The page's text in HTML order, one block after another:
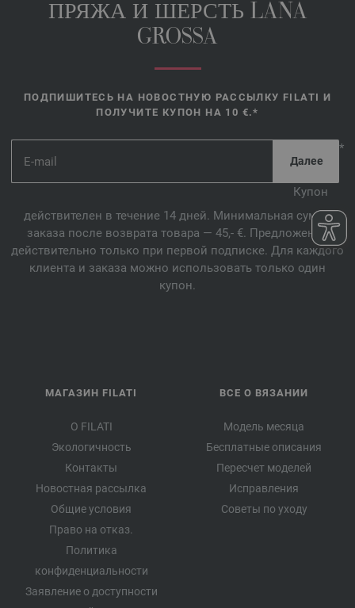
ПРЯЖА И ШЕРСТЬ LANA
GROSSA
ПОДПИШИТЕСЬ НА НОВОСТНУЮ РАССЫЛКУ FILATI И
ПОЛУЧИТЕ КУПОН НА 10 €.*
*
Купон
действителен в течение 14 дней. Минимальная сумма
заказа после возврата товара — 45,- €. Предложение
действительно только при первой подписке. Для каждого
клиента и заказа можно использовать только один
купон.
МАГАЗИН FILATI
О FILATI
Экологичность
Контакты
Новостная рассылка
Общие условия
Право на отказ.
Политика
конфиденциальности
Заявление о доступности
ВСЕ О ВЯЗАНИИ
Модель месяца
Бесплатные описания
Пересчет моделей
Исправления
Советы по уходу